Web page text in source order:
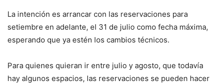
La intención es arrancar con las reservaciones para
setiembre en adelante, el 31 de julio como fecha máxima,
esperando que ya estén los cambios técnicos.
Para quienes quieran ir entre julio y agosto, que todavía
hay algunos espacios, las reservaciones se pueden hacer